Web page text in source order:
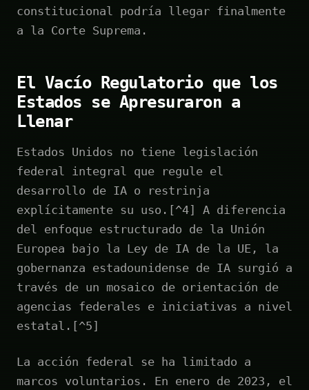
constitucional podría llegar finalmente
a la Corte Suprema.
El Vacío Regulatorio que los
Estados se Apresuraron a
Llenar
Estados Unidos no tiene legislación
federal integral que regule el
desarrollo de IA o restrinja
explícitamente su uso.[^4] A diferencia
del enfoque estructurado de la Unión
Europea bajo la Ley de IA de la UE, la
gobernanza estadounidense de IA surgió a
través de un mosaico de orientación de
agencias federales e iniciativas a nivel
estatal.[^5]
La acción federal se ha limitado a
marcos voluntarios. En enero de 2023, el